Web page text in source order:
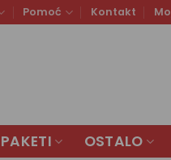
Pomoć Kontakt
OSTALO